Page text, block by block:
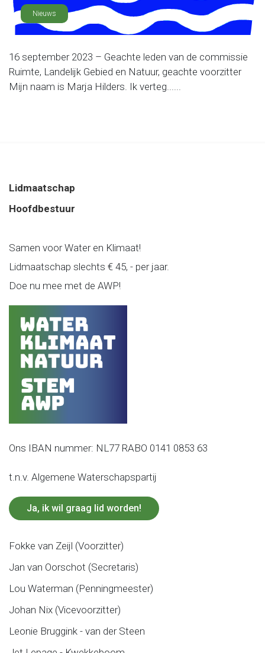
Nieuws
16 september 2023 – Geachte leden van de commissie
Ruimte, Landelijk Gebied en Natuur, geachte voorzitter
Mijn naam is Marja Hilders. Ik verteg......
Lidmaatschap
Hoofdbestuur
Samen voor Water en Klimaat!
Lidmaatschap slechts € 45, - per jaar.
Doe nu mee met de AWP!
Ons IBAN nummer: NL77 RABO 0141 0853 63
t.n.v. Algemene Waterschapspartij
Ja, ik wil graag lid worden!
Fokke van Zeijl (Voorzitter)
Jan van Oorschot (Secretaris)
Lou Waterman (Penningmeester)
Johan Nix (Vicevoorzitter)
Leonie Bruggink - van der Steen